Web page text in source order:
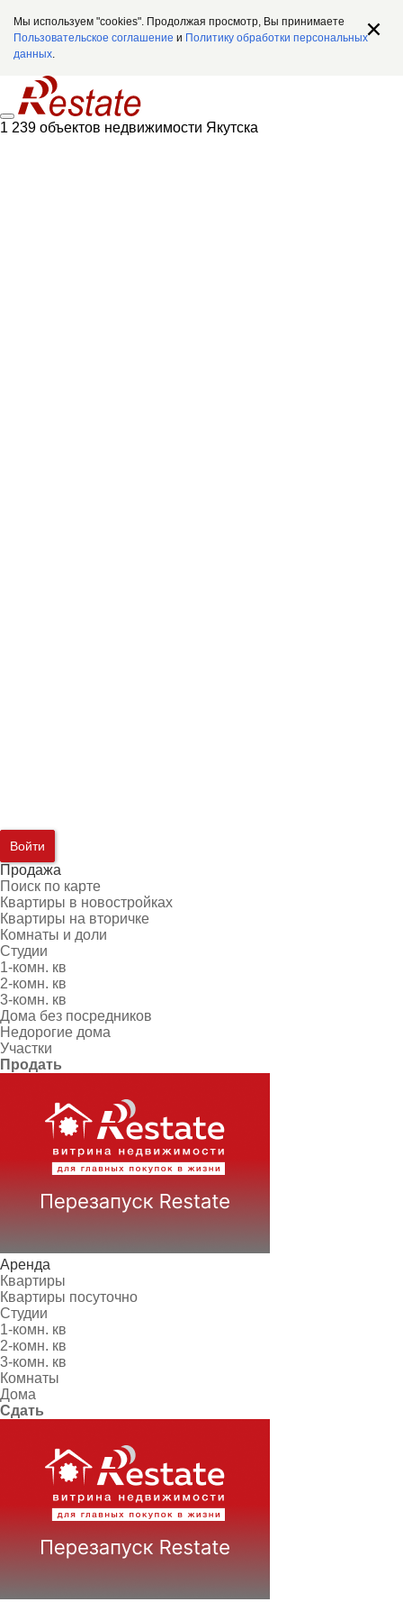
Мы используем "cookies". Продолжая просмотр, Вы принимаете
Пользовательское соглашение и Политику обработки персональных
данных.
1 239 объектов недвижимости Якутска
Войти
Продажа
Поиск по карте
Квартиры в новостройках
Квартиры на вторичке
Комнаты и доли
Студии
1-комн. кв
2-комн. кв
3-комн. кв
Дома без посредников
Недорогие дома
Участки
Продать
Аренда
Квартиры
Квартиры посуточно
Студии
1-комн. кв
2-комн. кв
3-комн. кв
Комнаты
Дома
Сдать